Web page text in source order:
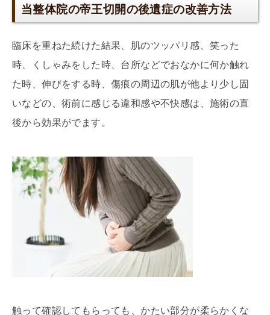
当整体院の帝王切開の後遺症の改善方法
臨床を重ねた続けた結果、肌のツッパリ感、笑った
時、くしゃみをした時、台所などでおなかに何か触れ
た時、伸びをする時、傷痕の周辺の肌が他より少し固
いなどの、術前に感じる違和感や不快感は、施術の直
後から効果がでます。
触って確認してもらっても、かたい部分が柔らかくな